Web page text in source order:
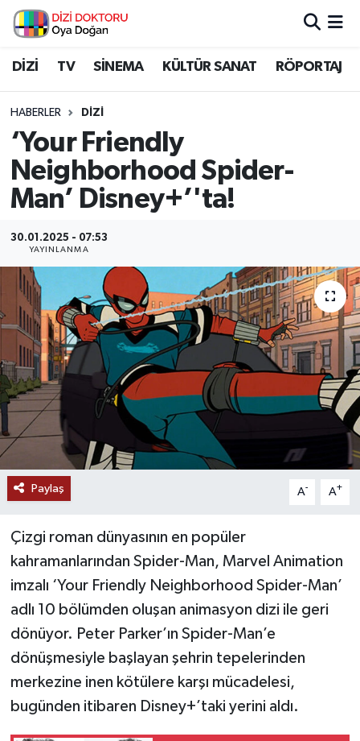
DİZİ TV SİNEMA KÜLTÜR SANAT RÖPORTAJ
HABERLER DİZİ
‘Your Friendly
Neighborhood Spider-
Man’ Disney+’'ta!
30.01.2025 - 07:53
YAYINLANMA
Paylaş A- A+
Çizgi roman dünyasının en popüler
kahramanlarından Spider-Man, Marvel Animation
imzalı ‘Your Friendly Neighborhood Spider-Man’
adlı 10 bölümden oluşan animasyon dizi ile geri
dönüyor. Peter Parker’ın Spider-Man’e
dönüşmesiyle başlayan şehrin tepelerinden
merkezine inen kötülere karşı mücadelesi,
bugünden itibaren Disney+’taki yerini aldı.
İstanbul Nöbetçi Eczaneler
İstanbul Namaz Vakitleri
İstanbul Trafik Yoğunluk Haritası
Tüm Manşetler
Son Dakika Haberleri
Haber Arşivi